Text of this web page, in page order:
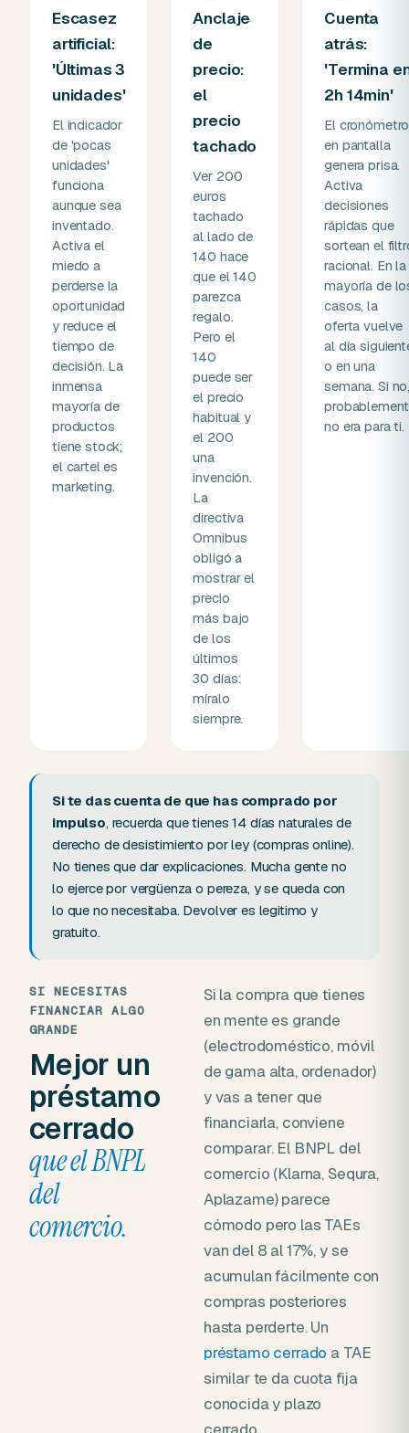
Escasez
artificial:
'Últimas 3
unidades'
El indicador
de 'pocas
unidades'
funciona
aunque sea
inventado.
Activa el
miedo a
perderse la
oportunidad
y reduce el
tiempo de
decisión. La
inmensa
mayoría de
productos
tiene stock;
el cartel es
marketing.
Anclaje
de
precio:
el
precio
tachado
Ver 200
euros
tachado
al lado de
140 hace
que el 140
parezca
regalo.
Pero el
140
puede ser
el precio
habitual y
el 200
una
invención.
La
directiva
Omnibus
obligó a
mostrar el
precio
más bajo
de los
últimos
30 días:
míralo
siempre.
Cuenta
atrás:
'Termina
2h 14min'
El cronómetro
en pantalla
genera prisa.
Activa
decisiones
rápidas que
sortean el
racional. En la
mayoría de
casos, la
oferta vuelve
al día
o en una
semana. Si
no era para ti.
Si te das cuenta de que has comprado por
impulso, recuerda que tienes 14 días naturales de
derecho de desistimiento por ley (compras online).
No tienes que dar explicaciones. Mucha gente no
lo ejerce por vergüenza o pereza, y se queda con
lo que no necesitaba. Devolver es legitimo y
gratuito.
SI NECESITAS
FINANCIAR ALGO
GRANDE
Mejor un
préstamo
cerrado
que el BNPL
del
comercio.
Si la compra que tienes
en mente es grande
(electrodoméstico, móvil
de gama alta, ordenador)
y vas a tener que
financiarla, conviene
comparar. El BNPL del
comercio (Klarna, Sequra,
Aplazame) parece
cómodo pero las TAEs
van del 8 al 17%, y se
acumulan fácilmente con
compras posteriores
hasta perderte. Un
préstamo cerrado a TAE
similar te da cuota fija
conocida y plazo